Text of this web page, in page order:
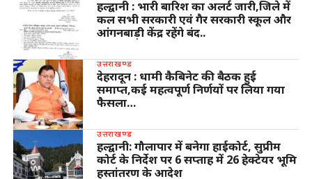
हल्द्वानी : भारी बारिश का अलर्ट जारी,जिले में
कल सभी सरकारी एवं गैर सरकारी स्कूल और
आंगनबाड़ी केंद्र रहेंगे बंद..
उत्तराखण्ड
देहरादून : धामी कैबिनेट की बैठक हुई
समाप्त,कई महत्वपूर्ण निर्णयों पर लिया गया
फैसला…
उत्तराखण्ड
हल्द्वानी: गौलापार में बनेगा हाईकोर्ट, सुप्रीम
कोर्ट के निर्देश पर 6 सप्ताह में 26 हेक्टेयर भूमि
हस्तांतरण के आदेश